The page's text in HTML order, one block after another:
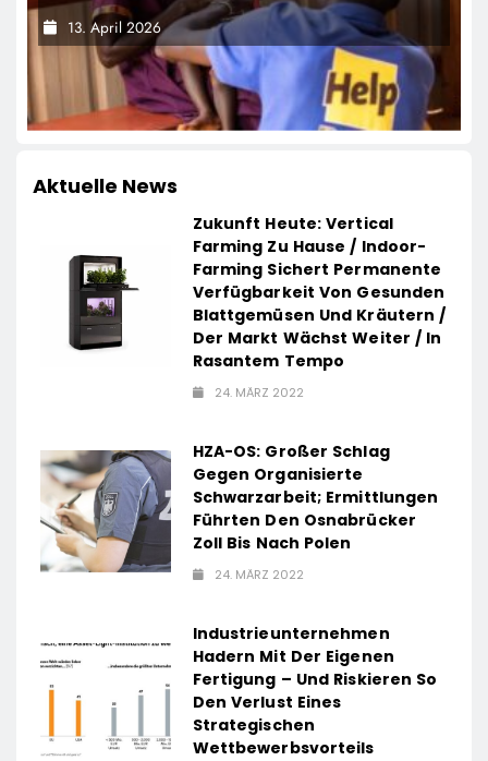
13. April 2026
Aktuelle News
Zukunft Heute: Vertical
Farming Zu Hause / Indoor-
Farming Sichert Permanente
Verfügbarkeit Von Gesunden
Blattgemüsen Und Kräutern /
Der Markt Wächst Weiter / In
Rasantem Tempo
24. MÄRZ 2022
HZA-OS: Großer Schlag
Gegen Organisierte
Schwarzarbeit; Ermittlungen
Führten Den Osnabrücker
Zoll Bis Nach Polen
24. MÄRZ 2022
Industrieunternehmen
Hadern Mit Der Eigenen
Fertigung – Und Riskieren So
Den Verlust Eines
Strategischen
Wettbewerbsvorteils